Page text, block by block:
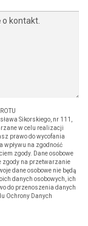
Sikorskiego, nr 111,
w celu realizacji
prawo do wycofania
wpływu na zgodność
zgody. Dane osobowe
zgody na przetwarzanie
dane osobowe nie będą
danych osobowych, ich
do przenoszenia danych
Ochrony Danych